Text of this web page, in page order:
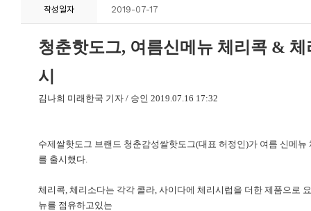
작성일자 2019-07-17
청춘핫도그, 여름신메뉴 체리콕 & 체
시
김나희 미래한국 기자 / 승인 2019.07.16 17:32
수제쌀핫도그 브랜드 청춘감성쌀핫도그(대표 허정인)가 여름 신메뉴
를 출시했다.
체리콕, 체리소다는 각각 콜라, 사이다에 체리시럽을 더한 제품으로
뉴를 점유하고있는